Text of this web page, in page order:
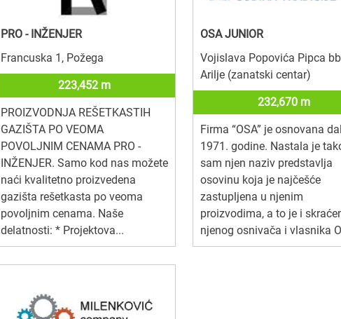
PRO - INŽENJER
Francuska 1, Požega
223,452 m
PROIZVODNJA REŠETKASTIH
GAZIŠTA PO VEOMA
POVOLJNIM CENAMA PRO -
INŽENJER. Samo kod nas možete
naći kvalitetno proizvedena
gazišta rešetkasta po veoma
povoljnim cenama. Naše
delatnosti: * Projektova...
OSA JUNIOR
Vojislava Popovića Pipca
Arilje (zanatski centar)
232,670 m
Firma “OSA” je osnovana
1971. godine. Nastala je
sam njen naziv predstavlja
osovinu koja je najčešće
zastupljena u njenim
proizvodima, a to je i
njenog osnivača i vlasnika